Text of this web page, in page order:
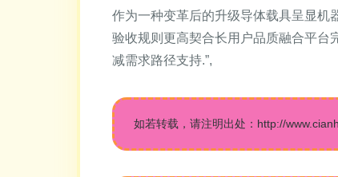
作为一种变革后的升级导体载具呈显机
验收规则更高契合长用户品质融合平台
减需求路径支持.”,
如若转载，请注明出处：http://